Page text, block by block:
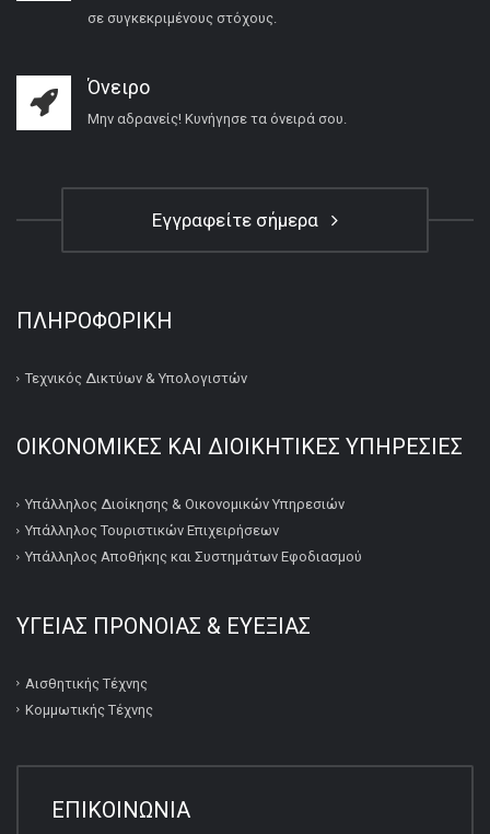
σε συγκεκριμένους στόχους.
Όνειρο
Μην αδρανείς! Κυνήγησε τα όνειρά σου.
Εγγραφείτε σήμερα
ΠΛΗΡΟΦΟΡΙΚΉ
Τεχνικός Δικτύων & Υπολογιστών
ΟΙΚΟΝΟΜΙΚΕΣ ΚΑΙ ΔΙΟΙΚΗΤΙΚΕΣ ΥΠΗΡΕΣΙΕΣ
Υπάλληλος Διοίκησης & Οικονομικών Υπηρεσιών
Υπάλληλος Τουριστικών Επιχειρήσεων
Υπάλληλος Αποθήκης και Συστημάτων Εφοδιασμού
ΥΓΕΙΑΣ ΠΡΟΝΟΙΑΣ & ΕΥΕΞΙΑΣ
Αισθητικής Τέχνης
Κομμωτικής Τέχνης
ΕΠΙΚΟΙΝΩΝΙΑ